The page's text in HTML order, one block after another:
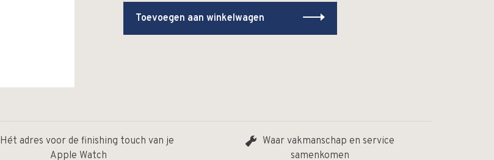
Toevoegen aan winkelwagen
Hét adres voor de finishing touch van je
Apple Watch
Waar vakmanschap en service
samenkomen